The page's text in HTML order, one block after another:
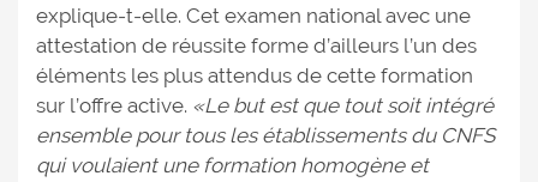
explique-t-elle. Cet examen national avec une
attestation de réussite forme d’ailleurs l’un des
éléments les plus attendus de cette formation
sur l’offre active. «Le but est que tout soit intégré
ensemble pour tous les établissements du CNFS
qui voulaient une formation homogène et